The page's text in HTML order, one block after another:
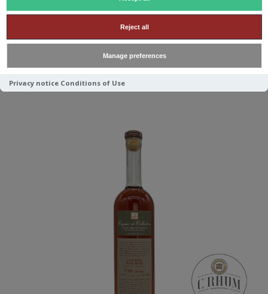
Reject all
Manage preferences
Privacy notice Conditions of Use
COGNAC GROSPERRIN N°68
FINS BOIS 56.4° 70CL